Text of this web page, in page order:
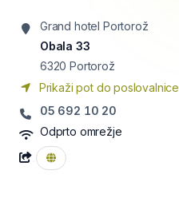
Grand hotel Portorož
Obala 33
6320 Portorož
Prikaži pot do poslovalnice
05 692 10 20
Odprto omrežje